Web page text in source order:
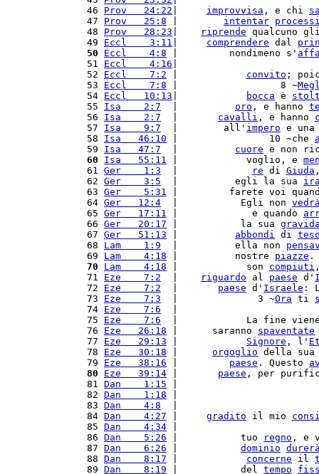
46 Prov   24:22 improvvisa , e chi
47 Prov   25:8 intentar
48 Prov   28:23 riprende qualcuno
49 Eccl    3:11 comprendere dal
50
Eccl    4:8 |         nondimeno s'
51 Eccl    4:16
52 Eccl    7:2 convito ;
53 Eccl    7:8 |                  8 ~
54 Eccl   10:13 bocca è
55 Isa    2:7 oro , e hanno
56 Isa    2:7 cavalli , e hanno
57 Isa    9:7
  |        all'
impero e
58 Isa   46:10 |                10 ~che
59 Isa   47:7 cuore e non
60
Isa   55:11 |            voglio, e
61 Ger    1:3 re di Giuda
62 Ger    3:5
  |          egli la sua
63 Ger    5:31 |         farete voi
64 Ger   12:4
  |           Egli non
65 Ger   17:11 |             e quando
66 Ger   20:17 |           la sua
67 Ger   51:13 abbondi di
68 Lam    1:9
  |          ella non
69 Lam    4:18 |          nostre piazze .
70
Lam    4:18 |            son compiuti
71 Eze    7:2 riguardo al paese d'
72 Eze    7:2 paese d' Israele :
73 Eze    7:3
  |              3 ~
Ora ti
74 Eze    7:6
75 Eze    7:6
|            La fine
76 Eze   26:18 |      saranno spaventate
77 Eze   29:13 Signore , l'
78 Eze   30:18 orgoglio della
79 Eze   38:16 paese . Questo
80
Eze   39:14 paese , per
81 Dan    1:15
82 Dan    1:18
83 Dan    4:8
84 Dan    4:27 gradito il mio
85 Dan    4:34
86 Dan    5:26 |           tuo regno , e
87 Dan    6:26 dominio
88 Dan    8:17 concerne il
89 Dan    8:19 |           del tempo